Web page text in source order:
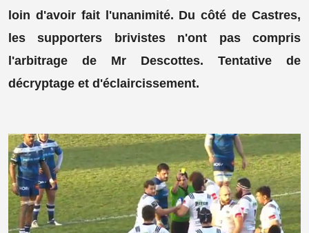
loin d'avoir fait l'unanimité. Du côté de Castres,
les supporters brivistes n'ont pas compris
l'arbitrage de Mr Descottes. Tentative de
décryptage et d'éclaircissement.